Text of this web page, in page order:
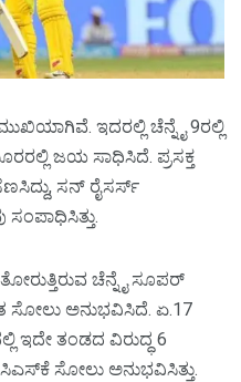
ಇದರಲ್ಲಿ ಚೆನ್ನೈ 9ರಲ್ಲಿ
ಜಯ ಸಾಧಿಸಿದೆ. ಪ್ರಸಕ್ತ
ಸನ್‌ ರೈಸರ್ಸ್‌
ತೋರುತ್ತಿರುವ ಚೆನ್ನೈ ಸೂಪರ್
ಸೋಲು ಅನುಭವಿಸಿದೆ. ಏ.17
ಇದೇ ತಂಡದ ವಿರುದ್ಧ 6
ಸೋಲು ಅನುಭವಿಸಿತ್ತು.